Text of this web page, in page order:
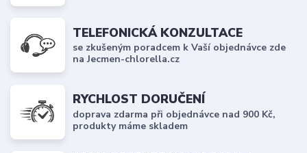
TELEFONICKÁ KONZULTACE
se zkušeným poradcem k Vaší objednávce zde
na Jecmen-chlorella.cz
RYCHLOST DORUČENÍ
doprava zdarma při objednávce nad 900 Kč,
produkty máme skladem